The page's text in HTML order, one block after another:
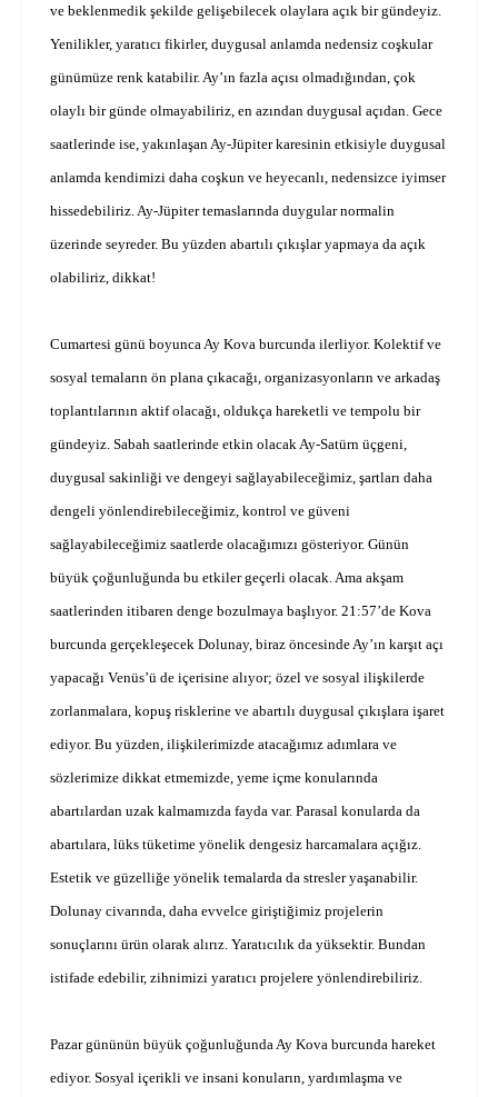
ve beklenmedik şekilde gelişebilecek olaylara açık bir gündeyiz.
Yenilikler, yaratıcı fikirler, duygusal anlamda nedensiz coşkular
günümüze renk katabilir. Ay’ın fazla açısı olmadığından, çok
olaylı bir günde olmayabiliriz, en azından duygusal açıdan. Gece
saatlerinde ise, yakınlaşan Ay-Jüpiter karesinin etkisiyle duygusal
anlamda kendimizi daha coşkun ve heyecanlı, nedensizce iyimser
hissedebiliriz. Ay-Jüpiter temaslarında duygular normalin
üzerinde seyreder. Bu yüzden abartılı çıkışlar yapmaya da açık
olabiliriz, dikkat!
Cumartesi günü boyunca Ay Kova burcunda ilerliyor. Kolektif ve
sosyal temaların ön plana çıkacağı, organizasyonların ve arkadaş
toplantılarının aktif olacağı, oldukça hareketli ve tempolu bir
gündeyiz. Sabah saatlerinde etkin olacak Ay-Satürn üçgeni,
duygusal sakinliği ve dengeyi sağlayabileceğimiz, şartları daha
dengeli yönlendirebileceğimiz, kontrol ve güveni
sağlayabileceğimiz saatlerde olacağımızı gösteriyor. Günün
büyük çoğunluğunda bu etkiler geçerli olacak. Ama akşam
saatlerinden itibaren denge bozulmaya başlıyor. 21:57’de Kova
burcunda gerçekleşecek Dolunay, biraz öncesinde Ay’ın karşıt açı
yapacağı Venüs’ü de içerisine alıyor; özel ve sosyal ilişkilerde
zorlanmalara, kopuş risklerine ve abartılı duygusal çıkışlara işaret
ediyor. Bu yüzden, ilişkilerimizde atacağımız adımlara ve
sözlerimize dikkat etmemizde, yeme içme konularında
abartılardan uzak kalmamızda fayda var. Parasal konularda da
abartılara, lüks tüketime yönelik dengesiz harcamalara açığız.
Estetik ve güzelliğe yönelik temalarda da stresler yaşanabilir.
Dolunay civarında, daha evvelce giriştiğimiz projelerin
sonuçlarını ürün olarak alırız. Yaratıcılık da yüksektir. Bundan
istifade edebilir, zihnimizi yaratıcı projelere yönlendirebiliriz.
Pazar gününün büyük çoğunluğunda Ay Kova burcunda hareket
ediyor. Sosyal içerikli ve insani konuların, yardımlaşma ve